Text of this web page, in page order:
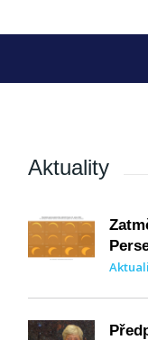
Aktuality